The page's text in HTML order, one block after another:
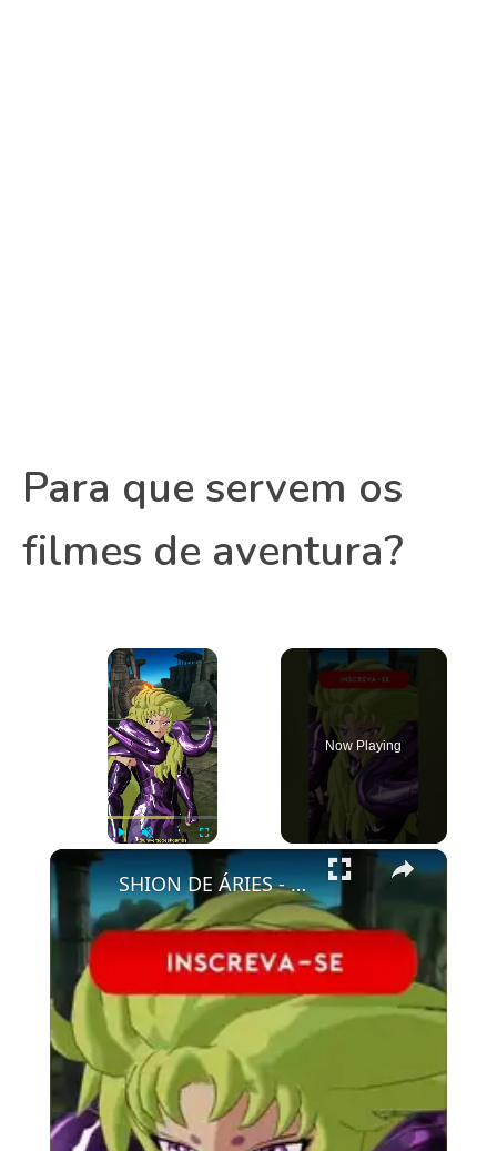
Para que servem os
filmes de aventura?
×
Play Fullscreen
Now Playing
×
SHION DE ÁRIES - CDZ-Soldiers' Soul #saintseiya #gaming #games #cdz #anime